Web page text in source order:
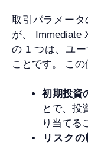
取引パラメー
が、 Immediate
の 1 つは、ユ
ことです。 この
初期投資
とで、投
り当てる
リスクの